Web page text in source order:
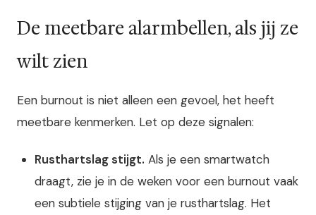
De meetbare alarmbellen, als jij ze
wilt zien
Een burnout is niet alleen een gevoel, het heeft
meetbare kenmerken. Let op deze signalen:
Rusthartslag stijgt. Als je een smartwatch
draagt, zie je in de weken voor een burnout vaak
een subtiele stijging van je rusthartslag. Het